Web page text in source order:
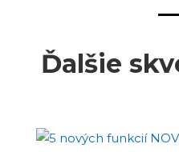
Ďalšie